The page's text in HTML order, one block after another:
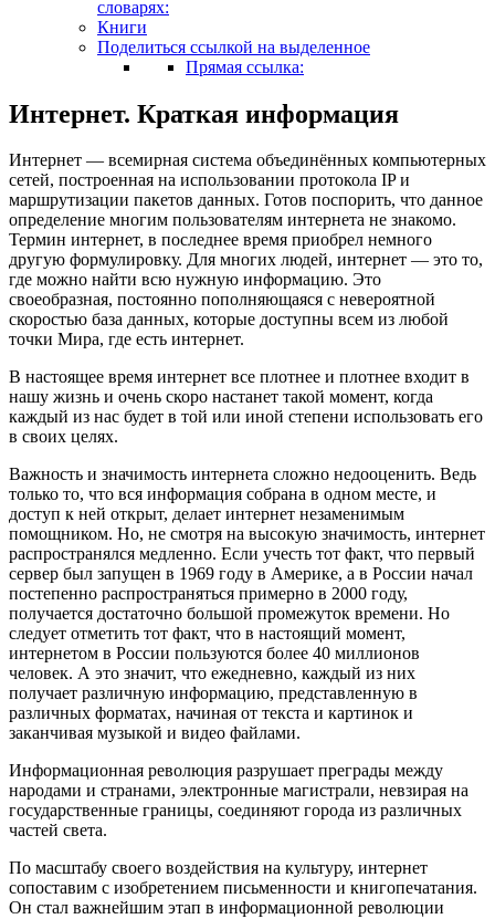
словарях:
Книги
Поделиться ссылкой на выделенное
Прямая ссылка:
Интернет. Краткая информация
Интернет — всемирная система объединённых компьютерных
сетей, построенная на использовании протокола IP и
маршрутизации пакетов данных. Готов поспорить, что данное
определение многим пользователям интернета не знакомо.
Термин интернет, в последнее время приобрел немного
другую формулировку. Для многих людей, интернет — это то,
где можно найти всю нужную информацию. Это
своеобразная, постоянно пополняющаяся с невероятной
скоростью база данных, которые доступны всем из любой
точки Мира, где есть интернет.
В настоящее время интернет все плотнее и плотнее входит в
нашу жизнь и очень скоро настанет такой момент, когда
каждый из нас будет в той или иной степени использовать его
в своих целях.
Важность и значимость интернета сложно недооценить. Ведь
только то, что вся информация собрана в одном месте, и
доступ к ней открыт, делает интернет незаменимым
помощником. Но, не смотря на высокую значимость, интернет
распространялся медленно. Если учесть тот факт, что первый
сервер был запущен в 1969 году в Америке, а в России начал
постепенно распространяться примерно в 2000 году,
получается достаточно большой промежуток времени. Но
следует отметить тот факт, что в настоящий момент,
интернетом в России пользуются более 40 миллионов
человек. А это значит, что ежедневно, каждый из них
получает различную информацию, представленную в
различных форматах, начиная от текста и картинок и
заканчивая музыкой и видео файлами.
Информационная революция разрушает преграды между
народами и странами, электронные магистрали, невзирая на
государственные границы, соединяют города из различных
частей света.
По масштабу своего воздействия на культуру, интернет
сопоставим с изобретением письменности и книгопечатания.
Он стал важнейшим этап в информационной революции